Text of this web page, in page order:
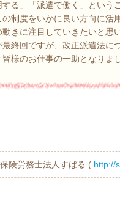
する」「派遣で働く」とい
の制度をいかに良い方向に活
きに注目していきたいと思
最終回ですが、改正派遣法に
様のお仕事の一助となりま
険労務士法人すばる ( http://